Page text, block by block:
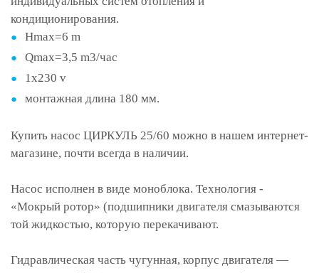
кондиционирования.
Нmax=6 m
Qmax=3,5 m3/час
1x230 v
монтажная длина 180 мм.
Купить насос ЦИРКУЛЬ 25/60 можно в нашем интернет-
магазине, почти всегда в наличии.
Насос исполнен в виде моноблока. Технология -
«Мокрый ротор» (подшипники двигателя смазываются
той жидкостью, которую перекачивают.
Гидравлическая часть чугунная, корпус двигателя —